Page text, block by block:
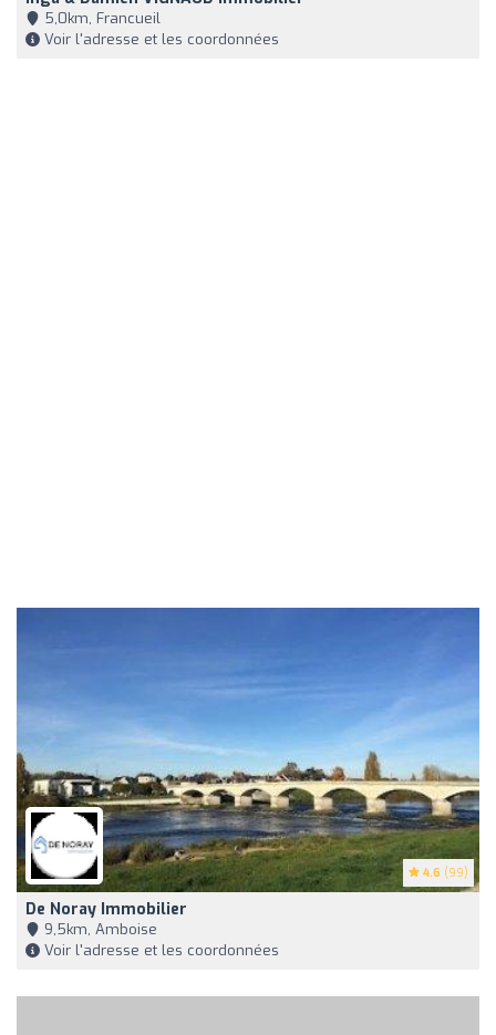
5,0km, Francueil
Voir l'adresse et les coordonnées
4.6 (99)
De Noray Immobilier
9,5km, Amboise
Voir l'adresse et les coordonnées